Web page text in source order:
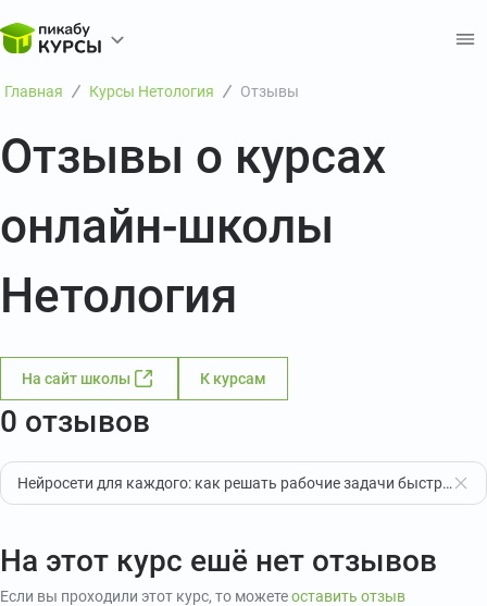
Главная Курсы Нетология Отзывы
Отзывы о курсах
онлайн-школы
Нетология
На сайт школы К курсам
0 отзывов
Нейросети для каждого: как решать рабочие задачи быстрее
На этот курс ешё нет отзывов
Если вы проходили этот курс, то можетеоставить отзыв